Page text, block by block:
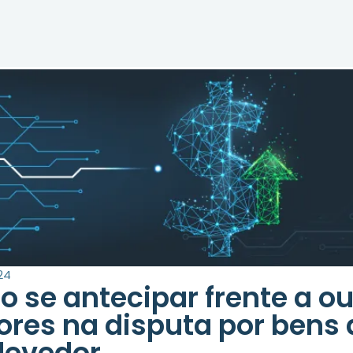
se antecipar frente a
na disputa por bens